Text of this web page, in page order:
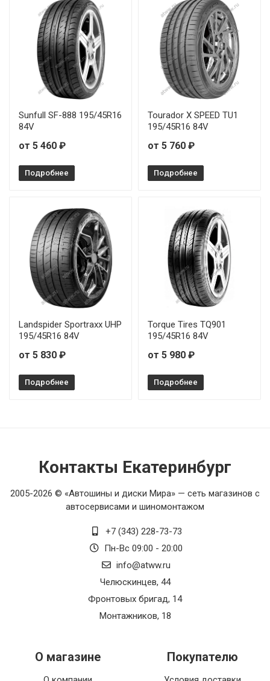
Sunfull SF-888 195/45R16
84V
от 5 460 ₽
Подробнее
Tourador X SPEED TU1
195/45R16 84V
от 5 760 ₽
Подробнее
Landspider Sportraxx UHP
195/45R16 84V
от 5 830 ₽
Подробнее
Torque Tires TQ901
195/45R16 84V
от 5 980 ₽
Подробнее
Контакты Екатеринбург
2005-2026 © «Автошины и диски Мира» — сеть магазинов с
автосервисами и шиномонтажом
+7 (343) 228-73-73
Пн-Вс 09:00 - 20:00
info@atww.ru
Челюскинцев, 44
Фронтовых бригад, 14
Монтажников, 18
О магазине Покупателю